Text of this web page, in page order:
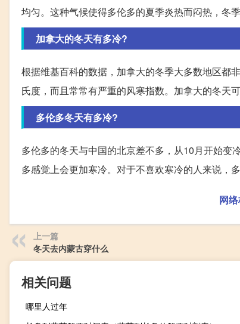
均匀。这种气候使得多伦多的夏季炎热而闷热，冬季
加拿大的冬天有多冷?
根据维基百科的数据，加拿大的冬季大多数地区都
氏度，而且常常有严重的风寒指数。加拿大的冬天
多伦多冬天有多冷?
多伦多的冬天与中国的北京差不多，从10月开始变
多感觉上会更加寒冷。对于不喜欢寒冷的人来说，
网络
上一篇
冬天去内蒙古穿什么
相关问题
哪里人过年